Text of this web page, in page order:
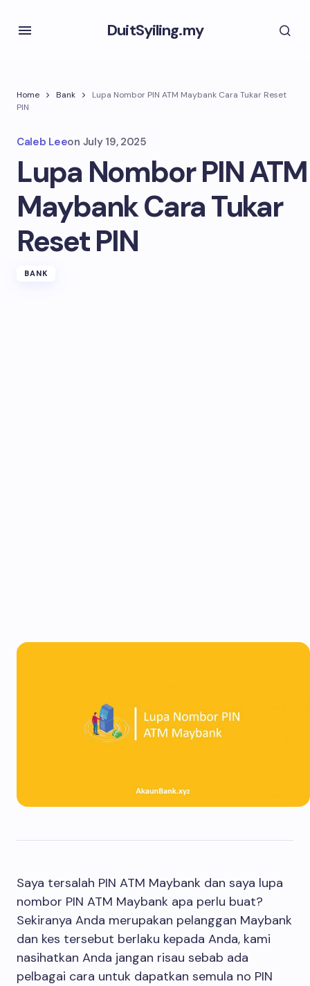
DuitSyiling.my
Home Bank
Lupa Nombor PIN ATM Maybank Cara Tukar Reset
PIN
Caleb Leeon July 19, 2025
Lupa Nombor PIN ATM
Maybank Cara Tukar
Reset PIN
BANK
Saya tersalah PIN ATM Maybank dan saya lupa
nombor PIN ATM Maybank apa perlu buat?
Sekiranya Anda merupakan pelanggan Maybank
dan kes tersebut berlaku kepada Anda, kami
nasihatkan Anda jangan risau sebab ada
pelbagai cara untuk dapatkan semula no PIN